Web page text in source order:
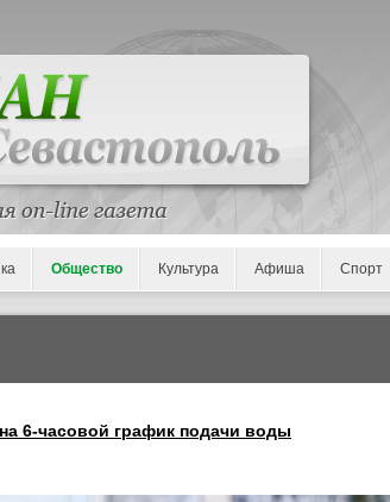
Общество Культура Афиша Спорт
6-часовой график подачи воды